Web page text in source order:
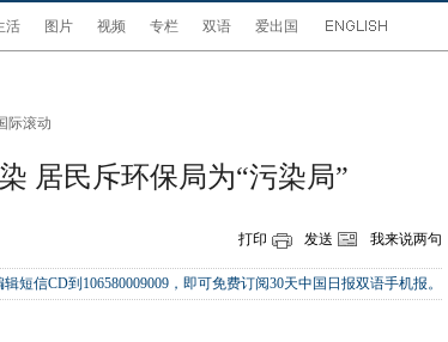
活 图片 视频 专栏 双语 爱出国
际滚动
居民斥环保局为“污染局”
打印 发送 我来说两句
短信CD到106580009009，即可免费订阅30天中国日报双语手机报。